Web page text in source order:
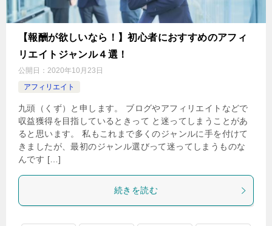
【報酬が欲しいなら！】初心者におすすめのアフィ
リエイトジャンル４選！
公開日： 2020年10月23日
アフィリエイト
九頭（くず）と申します。 ブログやアフィリエイトなどで
収益獲得を目指しているときって と迷ってしまうことがあ
ると思います。 私もこれまで多くのジャンルに手を付けて
きましたが、最初のジャンル選びって迷ってしまうものな
んです […]
続きを読む